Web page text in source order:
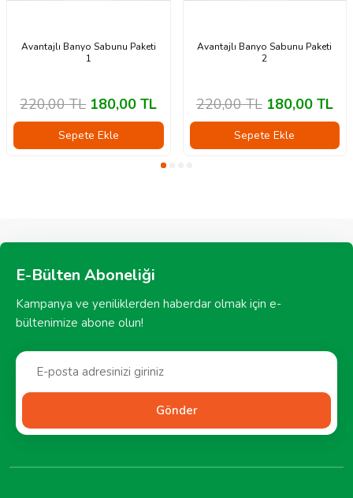
Avantajlı Banyo Sabunu Paketi
1
220,00TL 180,00 TL
Sepete Ekle
Avantajlı Banyo Sabunu Paketi
2
220,00TL 180,00TL
Sepete Ekle
E-Bülten Aboneliği
Kampanya ve yeniliklerden haberdar olmak için e-
bültenimize abone olun!
Gönder